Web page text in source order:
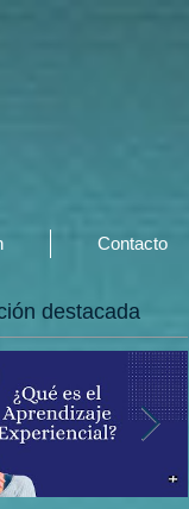
Contacto
destacada